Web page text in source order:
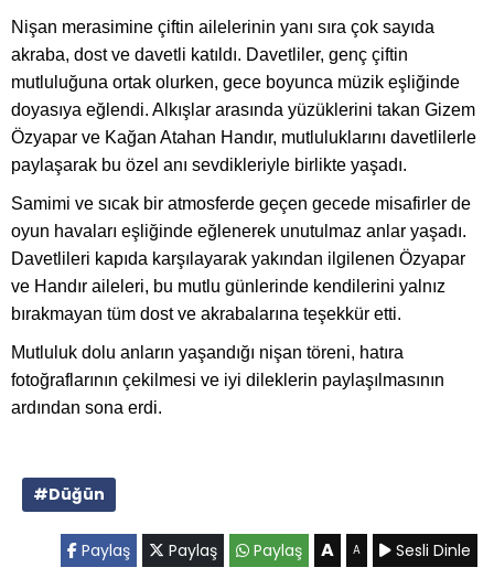
Nişan merasimine çiftin ailelerinin yanı sıra çok sayıda
akraba, dost ve davetli katıldı. Davetliler, genç çiftin
mutluluğuna ortak olurken, gece boyunca müzik eşliğinde
doyasıya eğlendi. Alkışlar arasında yüzüklerini takan Gizem
Özyapar ve Kağan Atahan Handır, mutluluklarını davetlilerle
paylaşarak bu özel anı sevdikleriyle birlikte yaşadı.
Samimi ve sıcak bir atmosferde geçen gecede misafirler de
oyun havaları eşliğinde eğlenerek unutulmaz anlar yaşadı.
Davetlileri kapıda karşılayarak yakından ilgilenen Özyapar
ve Handır aileleri, bu mutlu günlerinde kendilerini yalnız
bırakmayan tüm dost ve akrabalarına teşekkür etti.
Mutluluk dolu anların yaşandığı nişan töreni, hatıra
fotoğraflarının çekilmesi ve iyi dileklerin paylaşılmasının
ardından sona erdi.
#Düğün
Paylaş Paylaş Paylaş A A Sesli Dinle